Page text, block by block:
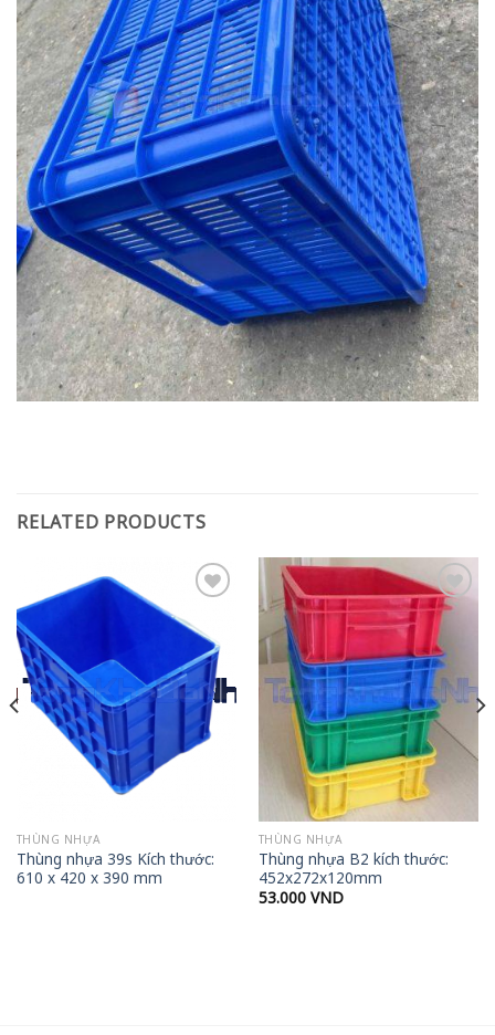
RELATED PRODUCTS
Add to
wishlist
THÙNG NHỰA
Thùng nhựa 39s Kích thước:
610 x 420 x 390 mm
Add to
wishlist
THÙNG NHỰA
Thùng nhựa B2 kích thước:
452x272x120mm
53.000VND